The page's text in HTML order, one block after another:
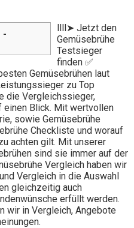
-
llll➤ Jetzt den
Gemüsebrühe
Testsieger
finden ✅
Gemüsebrühen laut
zu Top
die Vergleichssieger,
einen Blick. Mit wertvollen
sowie Gemüsebrühe
Checkliste und worauf
achten gilt. Mit unserer
sind sie immer auf der
Vergleich haben wir
Vergleich in die Auswahl
gleichzeitig auch
erfüllt werden.
wir in Vergleich, Angebote